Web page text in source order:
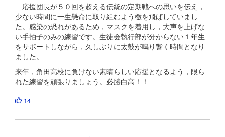
応援団長が５０回を超える伝統の定期戦への思いを伝え，
少ない時間に一生懸命に取り組むよう檄を飛ばしていまし
た。感染の恐れがあるため，マスクを着用し，大声を上げな
い手拍子のみの練習です。生徒会執行部が分からない１年生
をサポートしながら，久しぶりに太鼓が鳴り響く時間となり
ました。
来年，角田高校に負けない素晴らしい応援となるよう，限ら
れた練習を頑張りましょう。必勝白高！！
14